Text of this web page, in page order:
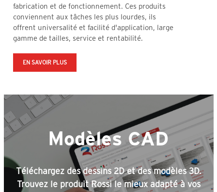
fabrication et de fonctionnement. Ces produits
conviennent aux tâches les plus lourdes, ils
offrent universalité et facilité d'application, large
gamme de tailles, service et rentabilité.
EN SAVOIR PLUS
Modèles CAD
Téléchargez des dessins 2D et des modèles 3D.
Trouvez le produit Rossi le mieux adapté à vos